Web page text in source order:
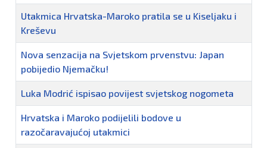
Utakmica Hrvatska-Maroko pratila se u Kiseljaku i
Kreševu
Nova senzacija na Svjetskom prvenstvu: Japan
pobijedio Njemačku!
Luka Modrić ispisao povijest svjetskog nogometa
Hrvatska i Maroko podijelili bodove u
razočaravajućoj utakmici